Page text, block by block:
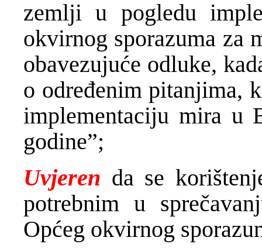
zemlji u pogledu
okvirnog sporazuma za
obavezujuće odluke,
o određenim pitanjima,
implementaciju mira u
godine”;
Uvjeren da se
potrebnim u
Općeg okvirnog